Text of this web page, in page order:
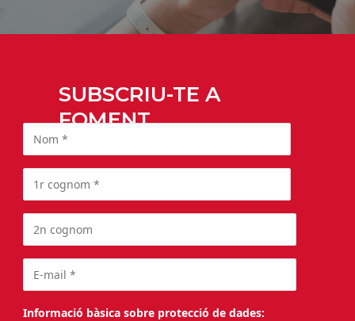
SUBSCRIU-TE A
FOMENT
Informació bàsica sobre protecció de dades: